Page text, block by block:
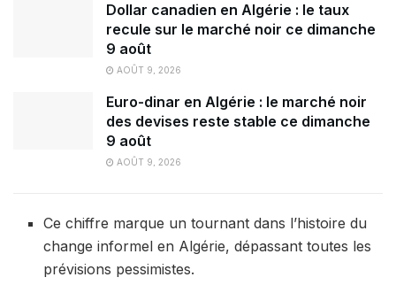
Dollar canadien en Algérie : le taux
recule sur le marché noir ce dimanche
9 août
AOÛT 9, 2026
Euro-dinar en Algérie : le marché noir
des devises reste stable ce dimanche
9 août
AOÛT 9, 2026
Ce chiffre marque un tournant dans l’histoire du
change informel en Algérie, dépassant toutes les
prévisions pessimistes.